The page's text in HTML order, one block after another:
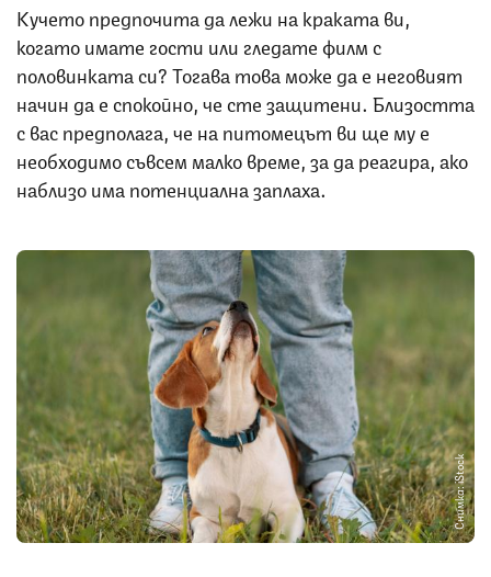
Кучето предпочита да лежи на краката ви,
когато имате гости или гледате филм с
половинката си? Тогава това може да е неговият
начин да е спокойно, че сте защитени. Близостта
с вас предполага, че на питомецът ви ще му е
необходимо съвсем малко време, за да реагира, ако
наблизо има потенциална заплаха.
Снимка: iStock